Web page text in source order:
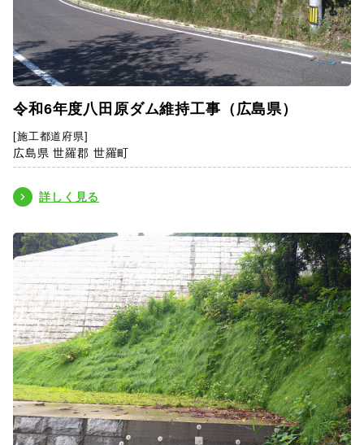
令和6年度八田原ダム維持工事（広島県）
[施工都道府県]
広島県 世羅郡 世羅町
詳しく見る